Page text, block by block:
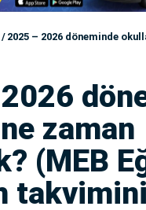
2025 – 2026 döneminde okullar ne zaman açılacak? (MEB Eğitim-Öğretim
zaman
(MEB
takvimini